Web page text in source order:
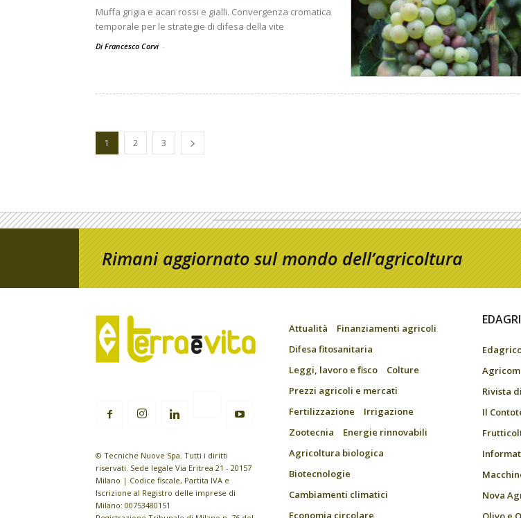
Muffa grigia e acari rossi e gialli. Convergenza cromatica
temporale per le strategie di difesa della vite
Di Francesco Corvi -
1 2 3
Rimani aggiornato sul mondo dell’agricoltura
© Tecniche Nuove Spa. Tutti i diritti
riservati. Sede legale Via Eritrea 21 - 20157
Milano | Codice fiscale, Partita IVA e
Iscrizione al Registro delle imprese di
Milano: 00753480151
Attualità
Finanziamenti agricoli
Difesa fitosanitaria
Leggi, lavoro e fisco
Colture
Prezzi agricoli e mercati
Fertilizzazione
Irrigazione
Zootecnia
Energie rinnovabili
Agricoltura biologica
Biotecnologie
Cambiamenti climatici
Economia circolare
Rivista
Il
Nova